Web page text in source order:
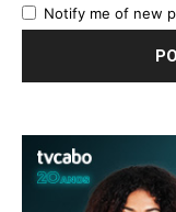
Notify me of new